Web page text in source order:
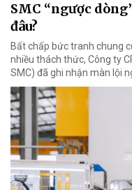
SMC “ngược
đâu?
Bất chấp bức tranh chung
nhiều thách thức, Công ty
SMC) đã ghi nhận màn lội